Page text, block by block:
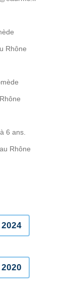
Rhône
6 ans.
Rhône